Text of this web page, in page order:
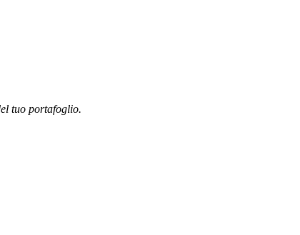
tuo portafoglio.